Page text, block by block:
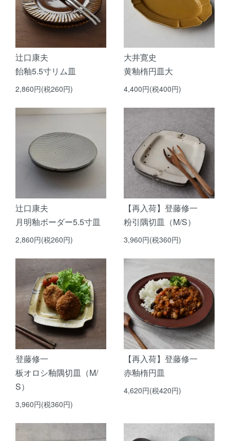
辻口康夫
飴釉5.5寸リム皿
2,860円(税260円)
大井寛史
黄釉楕円皿大
4,400円(税400円)
辻口康夫
月明釉ボーダー5.5寸皿
2,860円(税260円)
【再入荷】登藤修一
粉引隅切皿（M/S）
3,960円(税360円)
登藤修一
板オロシ釉隅切皿（M/
S）
3,960円(税360円)
【再入荷】登藤修一
赤釉楕円皿
4,620円(税420円)